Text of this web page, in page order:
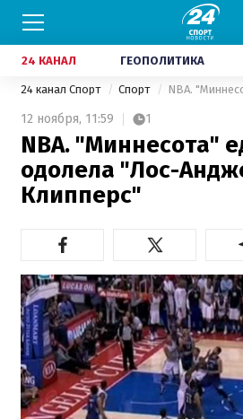
24 КАНАЛ ГЕОПОЛИТИКА
24 канал Спорт Спорт
12 ноября, 11:59 1
NBA. "Миннесота"
одолела "Лос-
Клипперс"